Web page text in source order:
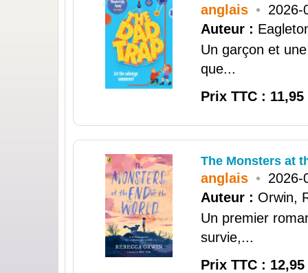
anglais • 2026-
Auteur :
Un garçon et
que...
Prix TTC : 11,95
The Monsters at
anglais • 2026-
Auteur : Orwin,
Un premier
survie,...
Prix TTC : 12,95